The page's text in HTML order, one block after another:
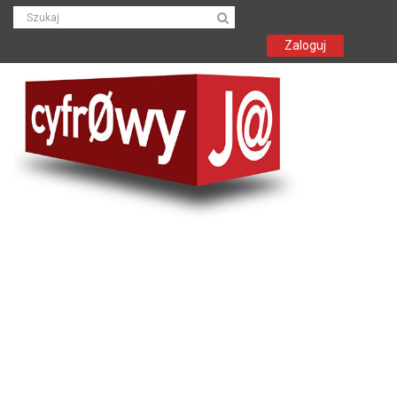
Zaloguj